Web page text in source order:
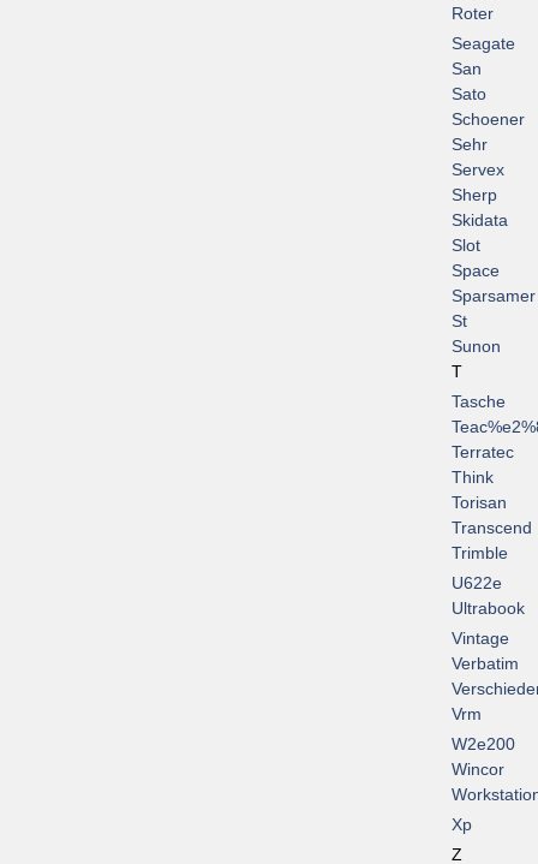
Roter
Seagate
San
Sato
Schoener
Sehr
Servex
Sherp
Skidata
Slot
Space
Sparsamer
St
Sunon
T
Tasche
Terratec
Think
Torisan
Transcend
Trimble
U622e
Ultrabook
Vintage
Verbatim
Vrm
W2e200
Wincor
Xp
Z